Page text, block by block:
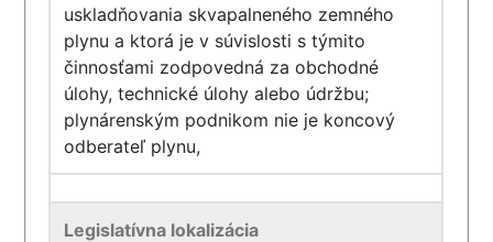
uskladňovania skvapalneného zemného
plynu a ktorá je v súvislosti s týmito
činnosťami zodpovedná za obchodné
úlohy, technické úlohy alebo údržbu;
plynárenským podnikom nie je koncový
odberateľ plynu,
Legislatívna lokalizácia